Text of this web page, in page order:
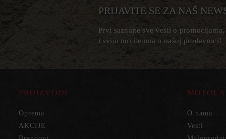
PRIJAVITE SE ZA NAŠ
Prvi saznajte sve vesti o
i svim novitetima o našoj prodavnici!
PROIZVODI
Oprema
AKCIJE
O nama
Vesti